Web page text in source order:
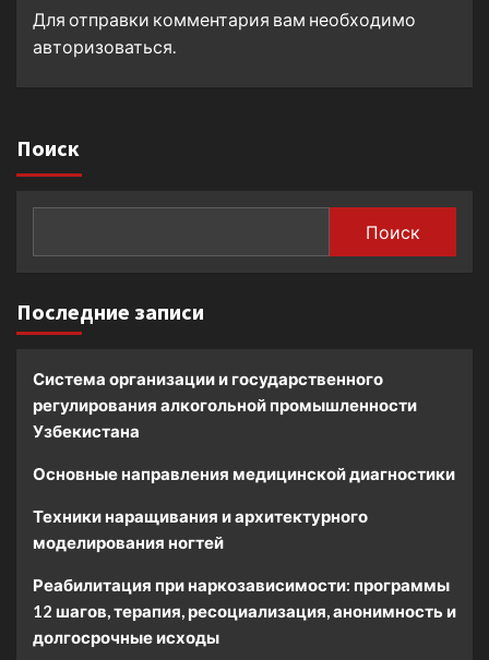
Для отправки комментария вам необходимо
авторизоваться.
Поиск
Поиск
Последние записи
Система организации и государственного
регулирования алкогольной промышленности
Узбекистана
Основные направления медицинской диагностики
Техники наращивания и архитектурного
моделирования ногтей
Реабилитация при наркозависимости: программы
12 шагов, терапия, ресоциализация, анонимность и
долгосрочные исходы